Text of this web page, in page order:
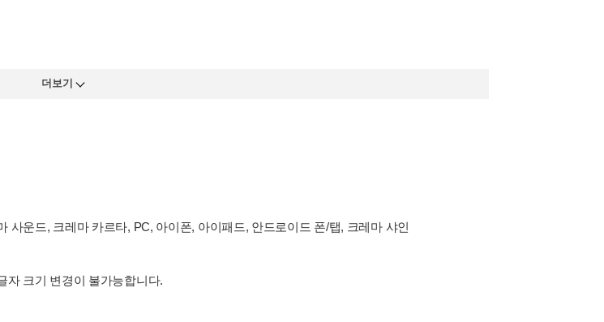
더보기
사운드, 크레마 카르타, PC, 아이폰, 아이패드, 안드로이드 폰/탭, 크레마 샤인
자 크기 변경이 불가능합니다.